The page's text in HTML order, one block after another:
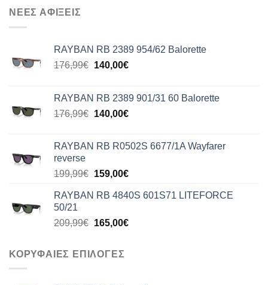
ΝΕΕΣ ΑΦΙΞΕΙΣ
RAYBAN RB 2389 954/62 Balorette
176,99€ Original
176,99€.
140,00€Η
είναι:
140,00€.
RAYBAN RB 2389 901/31 60 Balorette
176,99€ Original
176,99€.
140,00€Η
είναι:
RAYBAN RB R0502S 6677/1A Wayfarer
reverse
199,99€ Original
was:
159,00€Η
τιμή
159,00€.
RAYBAN RB 4840S 601S71 LITEFORCE
50/21
209,99€ Original
209,99€.
165,00€Η
ΚΟΡΥΦΑΙΕΣ ΕΠΙΛΟΓΕΣ